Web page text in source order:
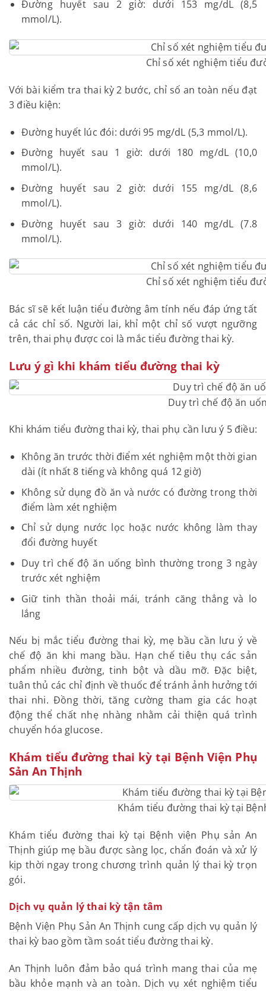
Đường huyết sau 2 giờ: dưới 153 mg/dL (8,5
mmol/L).
Chỉ số xét nghiệm tiểu
Với bài kiểm tra thai kỳ 2 bước, chỉ số an toàn nếu đạt
3 điều kiện:
Đường huyết lúc đói: dưới 95 mg/dL (5,3 mmol/L).
Đường huyết sau 1 giờ: dưới 180 mg/dL (10,0
mmol/L).
Đường huyết sau 2 giờ: dưới 155 mg/dL (8,6
mmol/L).
Đường huyết sau 3 giờ: dưới 140 mg/dL (7.8
mmol/L).
Chỉ số xét nghiệm tiểu
Bác sĩ sẽ kết luận tiểu đường âm tính nếu đáp ứng tất
cả các chỉ số. Người lai, khỉ một chỉ số vượt ngưỡng
trên, thai phụ được coi là mắc tiểu đường thai kỳ.
Lưu ý gì khi khám tiểu đường thai kỳ
Duy trì chế độ ăn
Khi khám tiểu đường thai kỳ, thai phụ cần lưu ý 5 điều:
Không ăn trước thời điểm xét nghiệm một thời gian
dài (ít nhất 8 tiếng và không quá 12 giờ)
Không sử dụng đồ ăn và nước có đường trong thời
điểm làm xét nghiệm
Chỉ sử dụng nước lọc hoặc nước không làm thay
đổi đường huyết
Duy trì chế độ ăn uống bình thường trong 3 ngày
trước xét nghiệm
Giữ tinh thần thoải mái, tránh căng thẳng và lo
lắng
Nếu bị mắc tiểu đường thai kỳ, mẹ bầu cần lưu ý về
chế độ ăn khi mang bầu. Hạn chế tiêu thụ các sản
phẩm nhiều đường, tinh bột và dầu mỡ. Đặc biệt,
tuân thủ các chỉ định về thuốc để tránh ảnh hưởng tới
thai nhi. Đồng thời, tăng cường tham gia các hoạt
động thể chất nhẹ nhàng nhằm cải thiện quá trình
chuyển hóa glucose.
Khám tiểu đường thai kỳ tại Bệnh Viện Phụ
Sản An Thịnh
Khám tiểu đường thai kỳ tại
Khám tiểu đường thai kỳ tại Bệnh viện Phụ sản An
Thịnh giúp mẹ bầu được sàng lọc, chẩn đoán và xử lý
kịp thời ngay trong chương trình quản lý thai kỳ trọn
gói.
Dịch vụ quản lý thai kỳ tận tâm
Bệnh Viện Phụ Sản An Thịnh cung cấp dịch vụ quản lý
thai kỳ bao gồm tầm soát tiểu đường thai kỳ.
An Thịnh luôn đảm bảo quá trình mang thai của mẹ
bầu khỏe mạnh và an toàn. Dịch vụ xét nghiệm tiểu